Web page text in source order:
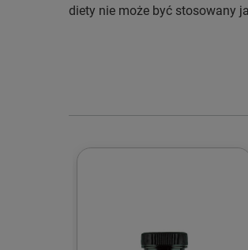
diety nie może być stosowany